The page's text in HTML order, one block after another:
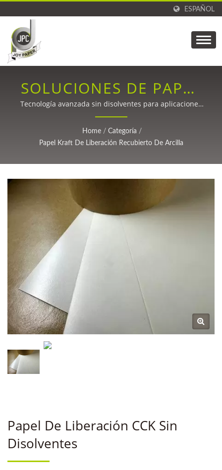
ESPAÑOL
SOLUCIONES DE PAPEL
DE LIBERACIÓN
AMBIENTALMENTE
RESPONSABLES.
Tecnología avanzada sin disolventes para aplicaciones
de fibra de carbono, impresión y TPU con una
resistencia superior a la temperatura y beneficios de
sostenibilidad.
Home / Categoría /
Papel Kraft De Liberación Recubierto De Arcilla
Papel De Liberación CCK Sin
Disolventes